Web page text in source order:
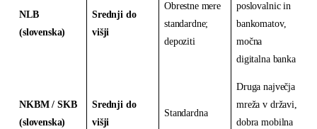
NLB
(slovenska)
Srednji do
višji
Obrestne mere
standardne;
depoziti
poslovalnic in
bankomatov,
močna
digitalna banka
NKBM / SKB
(slovenska)
Srednji do
višji
Standardna
Druga največja
mreža v državi,
dobra mobilna